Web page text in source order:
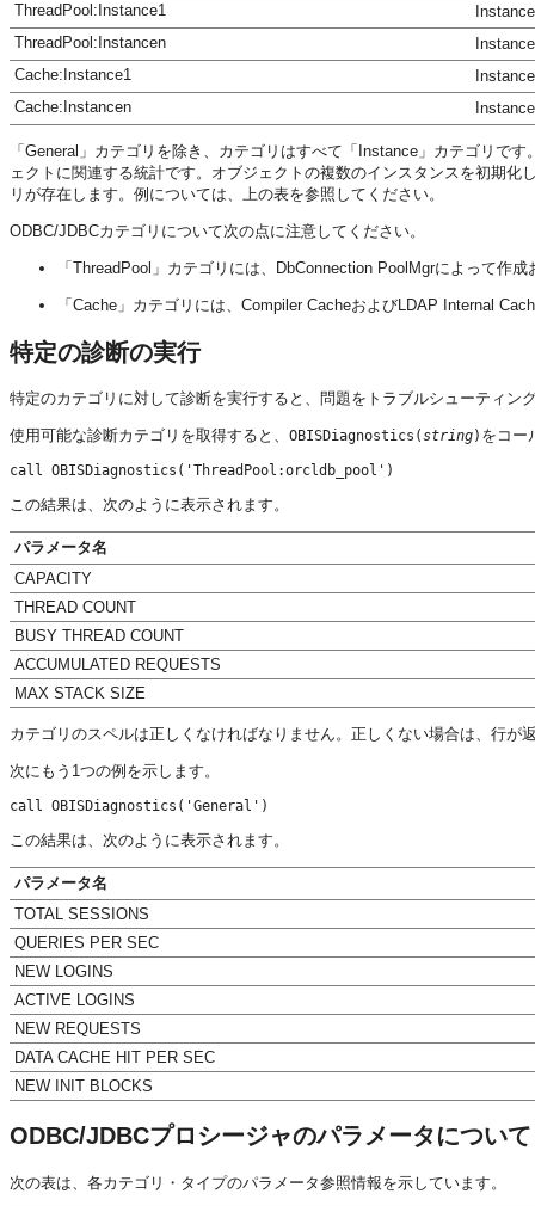
ThreadPool:Instance1
ThreadPool:Instancen
Cache:Instance1
Cache:Instancen
「General」カテゴリを除き、カテゴリはすべて「Instance」カテゴリで
ェクトに関連する統計です。オブジェクトの複数のインスタンスを初期化
リが存在します。例については、上の表を参照してください。
ODBC/JDBCカテゴリについて次の点に注意してください。
「ThreadPool」カテゴリには、DbConnection PoolMgrによって作
「Cache」カテゴリには、Compiler CacheおよびLDAP Internal
特定の診断の実行
特定のカテゴリに対して診断を実行すると、問題をトラブルシューティン
使用可能な診断カテゴリを取得すると、 OBISDiagnostics(string) をコー
この結果は、次のように表示されます。
パラメータ名
CAPACITY
THREAD COUNT
BUSY THREAD COUNT
ACCUMULATED REQUESTS
MAX STACK SIZE
カテゴリのスペルは正しくなければなりません。正しくない場合は、行が
次にもう1つの例を示します。
この結果は、次のように表示されます。
パラメータ名
TOTAL SESSIONS
QUERIES PER SEC
NEW LOGINS
ACTIVE LOGINS
NEW REQUESTS
DATA CACHE HIT PER SEC
NEW INIT BLOCKS
ODBC/JDBCプロシージャのパラメータについて
次の表は、各カテゴリ・タイプのパラメータ参照情報を示しています。